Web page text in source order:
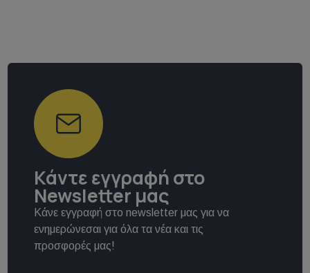
Κάντε εγγραφή στο
Newsletter μας
Κάνε εγγραφή στο newsletter μας για να
ενημερώνεσαι για όλα τα νέα και τις
προσφορές μας!